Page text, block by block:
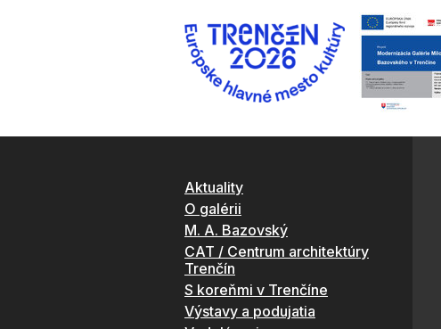
Aktuality
O galérii
M. A. Bazovský
CAT / Centrum architektúry
Trenčín
S koreňmi v Trenčíne
Výstavy a podujatia